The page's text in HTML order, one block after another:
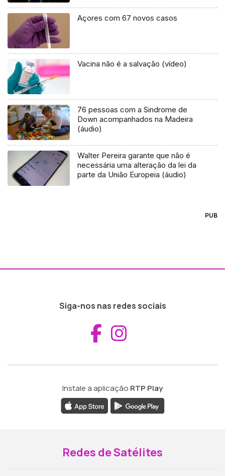
Açores com 67 novos casos
Vacina não é a salvação (vídeo)
76 pessoas com a Sindrome de
Down acompanhados na Madeira
(áudio)
Walter Pereira garante que não é
necessária uma alteração da lei da
parte da União Europeia (áudio)
PUB
Siga-nos nas redes sociais
Aceder ao
Instale a aplicação RTP Play
Redes de Satélites